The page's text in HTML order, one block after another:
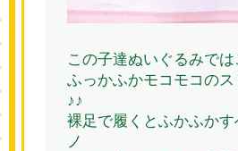
この子達ぬいぐるみでは
ふっかふかモコモコの
♪♪
裸足で履くとふかふか
ノ